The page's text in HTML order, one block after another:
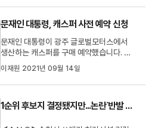
15만 3천여 명에게 총 382억 9천여만 원
을 지급했다고 밝혔습니다. 순천시는 이번
주부터 오프라인 신청이 시작되고 온라인
신청 시 5부제 적용이 해제됨에 따라 ...
문재인 대통령, 캐스퍼 사전 예약 신청
문재인 대통령이 광주 글로벌모터스에서
생산하는 캐스퍼를 구매 예약했습니다. 청
와대 박경미 대변인은 광주형 일자리에서
처음으로 생산하는 경형 SUV 캐스퍼의 온
라인 사전예약 신청 첫날, 문재인 대통령이
했습니다. 또, 캐스퍼 차량은 문재인 정부
이재원 2021년 09월 14일
1순위 후보지 결정됐지만...논란˙반발 여전